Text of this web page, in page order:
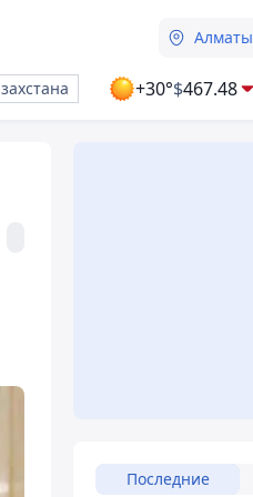
Алматы
+30°$467.48
Последние